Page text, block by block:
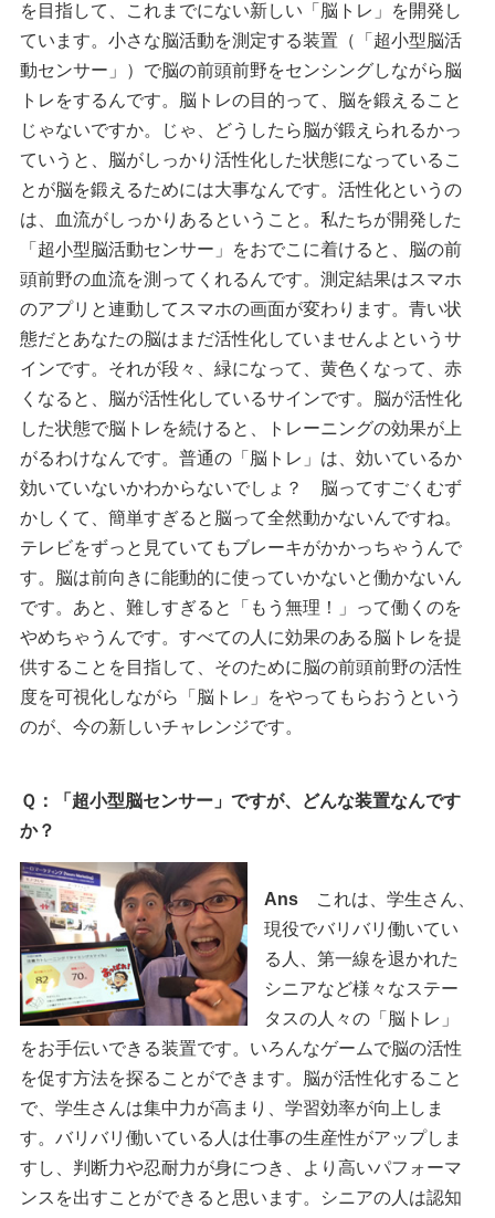
を目指して、これまでにない新しい「脳トレ」を開発し
ています。小さな脳活動を測定する装置（「超小型脳活
動センサー」）で脳の前頭前野をセンシングしながら脳
トレをするんです。脳トレの目的って、脳を鍛えること
じゃないですか。じゃ、どうしたら脳が鍛えられるかっ
ていうと、脳がしっかり活性化した状態になっているこ
とが脳を鍛えるためには大事なんです。活性化というの
は、血流がしっかりあるということ。私たちが開発した
「超小型脳活動センサー」をおでこに着けると、脳の前
頭前野の血流を測ってくれるんです。測定結果はスマホ
のアプリと連動してスマホの画面が変わります。青い状
態だとあなたの脳はまだ活性化していませんよというサ
インです。それが段々、緑になって、黄色くなって、赤
くなると、脳が活性化しているサインです。脳が活性化
した状態で脳トレを続けると、トレーニングの効果が上
がるわけなんです。普通の「脳トレ」は、効いているか
効いていないかわからないでしょ？ 脳ってすごくむず
かしくて、簡単すぎると脳って全然動かないんですね。
テレビをずっと見ていてもブレーキがかかっちゃうんで
す。脳は前向きに能動的に使っていかないと働かないん
です。あと、難しすぎると「もう無理！」って働くのを
やめちゃうんです。すべての人に効果のある脳トレを提
供することを目指して、そのために脳の前頭前野の活性
度を可視化しながら「脳トレ」をやってもらおうという
のが、今の新しいチャレンジです。
Ｑ：「超小型脳センサー」ですが、どんな装置なんです
か？
Ans これは、学生さん、
現役でバリバリ働いてい
る人、第一線を退かれた
シニアなど様々なステー
タスの人々の「脳トレ」
をお手伝いできる装置です。いろんなゲームで脳の活性
を促す方法を探ることができます。脳が活性化すること
で、学生さんは集中力が高まり、学習効率が向上しま
す。バリバリ働いている人は仕事の生産性がアップしま
すし、判断力や忍耐力が身につき、より高いパフォーマ
ンスを出すことができると思います。シニアの人は認知